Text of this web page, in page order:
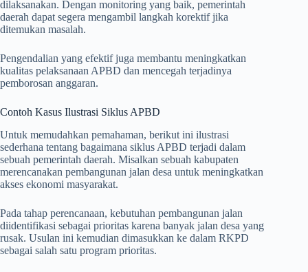
dilaksanakan. Dengan monitoring yang baik, pemerintah
daerah dapat segera mengambil langkah korektif jika
ditemukan masalah.
Pengendalian yang efektif juga membantu meningkatkan
kualitas pelaksanaan APBD dan mencegah terjadinya
pemborosan anggaran.
Contoh Kasus Ilustrasi Siklus APBD
Untuk memudahkan pemahaman, berikut ini ilustrasi
sederhana tentang bagaimana siklus APBD terjadi dalam
sebuah pemerintah daerah. Misalkan sebuah kabupaten
merencanakan pembangunan jalan desa untuk meningkatkan
akses ekonomi masyarakat.
Pada tahap perencanaan, kebutuhan pembangunan jalan
diidentifikasi sebagai prioritas karena banyak jalan desa yang
rusak. Usulan ini kemudian dimasukkan ke dalam RKPD
sebagai salah satu program prioritas.